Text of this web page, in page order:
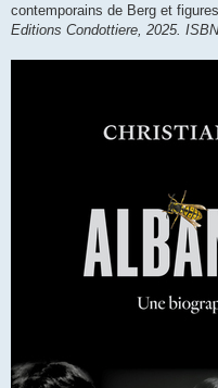
contemporains de Berg et
Editions Condottiere, 2025.